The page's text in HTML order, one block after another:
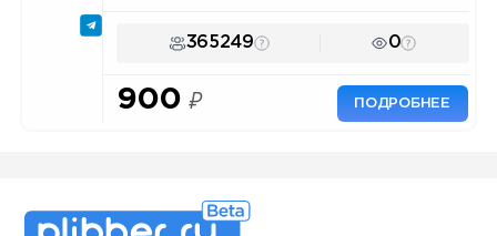
365249 0
900 ₽ ПОДРОБНЕЕ